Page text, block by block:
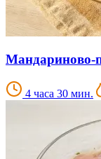
4 часа 30 мин.